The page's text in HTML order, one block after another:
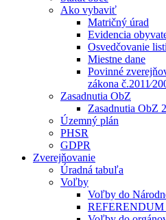
Ako vybaviť
Matričný úrad
Evidencia
Osvedčovanie
Miestne dane
Povinné
zákona
Zasadnutia ObZ
Zasadnutia ObZ
Územný plán
PHSR
GDPR
Zverejňovanie
Úradná tabuľa
Voľby
Voľby do
REFERENDUM